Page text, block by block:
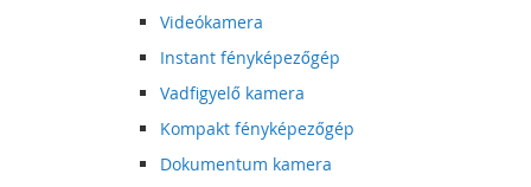
Videókamera
Instant fényképezőgép
Vadfigyelő kamera
Kompakt fényképezőgép
Dokumentum kamera